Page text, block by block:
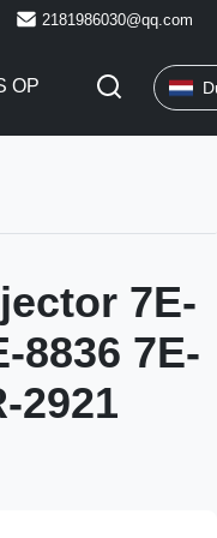
2181986030@qq.com
OP
7E-
8836 7E-
2921